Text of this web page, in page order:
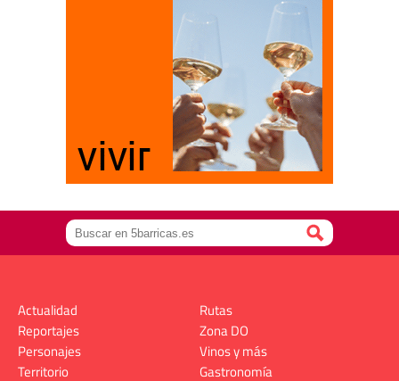
Actualidad
Reportajes
Personajes
Territorio
Rutas
Zona DO
Vinos y más
Gastronomía